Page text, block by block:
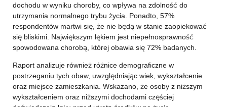
dochodu w wyniku choroby, co wpływa na zdolność do
utrzymania normalnego trybu życia. Ponadto, 57%
respondentów martwi się, że nie będą w stanie zaopiekować
się bliskimi. Największym lękiem jest niepełnosprawność
spowodowana chorobą, której obawia się 72% badanych.
Raport analizuje również różnice demograficzne w
postrzeganiu tych obaw, uwzględniając wiek, wykształcenie
oraz miejsce zamieszkania. Wskazano, że osoby z niższym
wykształceniem oraz niższymi dochodami częściej